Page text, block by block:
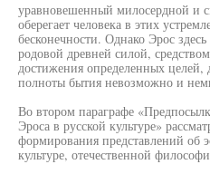
уравновешенный милосердной и
оберегает человека в этих
бесконечности. Однако Эрос здесь
родовой древней силой,
достижения определенных целей,
полноты бытия невозможно и
Во втором параграфе
Эроса в русской культуре»
формирования представлений об
культуре, отечественной